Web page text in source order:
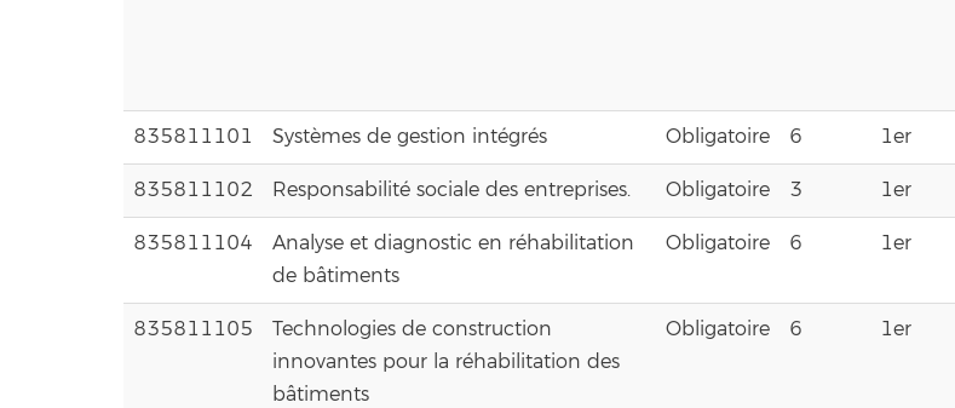
835811101 Systèmes de gestion intégrés Obligatoire 6 1er
835811102 Responsabilité sociale des entreprises. Obligatoire 3 1er
835811104
Analyse et diagnostic en réhabilitation
de bâtiments
Obligatoire 6 1er
835811105
Technologies de construction
innovantes pour la réhabilitation des
bâtiments
Obligatoire 6 1er